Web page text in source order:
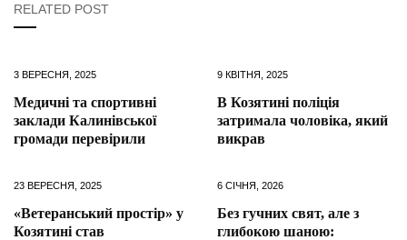
RELATED POST
3 ВЕРЕСНЯ, 2025
Медичні та спортивні
заклади Калинівської
громади перевірили
9 КВІТНЯ, 2025
В Козятині поліція
затримала чоловіка, який
викрав
23 ВЕРЕСНЯ, 2025
«Ветеранський простір» у
Козятині став
6 СІЧНЯ, 2026
Без гучних свят, але з
глибокою шаною: